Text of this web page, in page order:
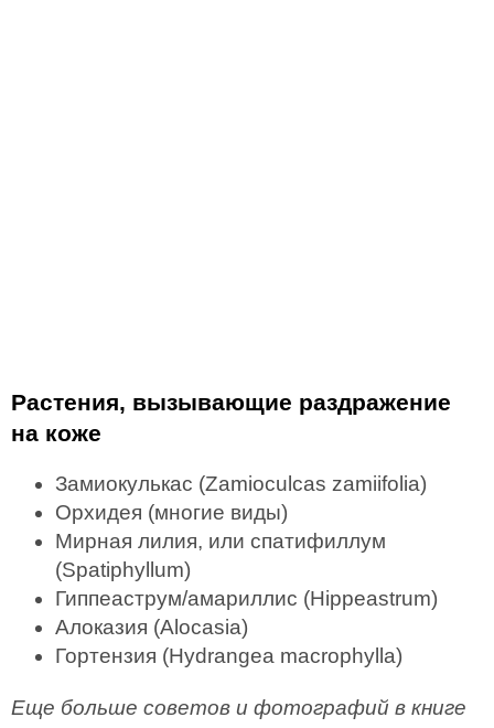
Растения, вызывающие раздражение
на коже
Замиокулькас (Zamioculcas zamiifolia)
Орхидея (многие виды)
Мирная лилия, или спатифиллум
(Spatiphyllum)
Гиппеаструм/амариллис (Hippeastrum)
Алоказия (Alocasia)
Гортензия (Hydrangea macrophylla)
Еще больше советов и фотографий в книге